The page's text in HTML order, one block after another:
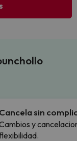
Cancela sin
y